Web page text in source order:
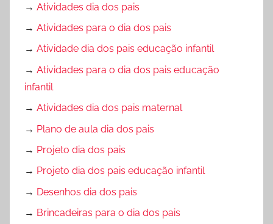
→ Atividades dia dos pais
→ Atividades para o dia dos pais
→ Atividade dia dos pais educação infantil
→ Atividades para o dia dos pais educação
infantil
→ Atividades dia dos pais maternal
→ Plano de aula dia dos pais
→ Projeto dia dos pais
→ Projeto dia dos pais educação infantil
→ Desenhos dia dos pais
→ Brincadeiras para o dia dos pais